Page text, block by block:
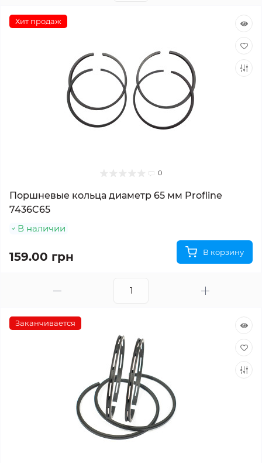
Хит продаж
0
Поршневые кольца диаметр 65 мм Profline
7436C65
В наличии
159.00 грн В корзину
Заканчивается